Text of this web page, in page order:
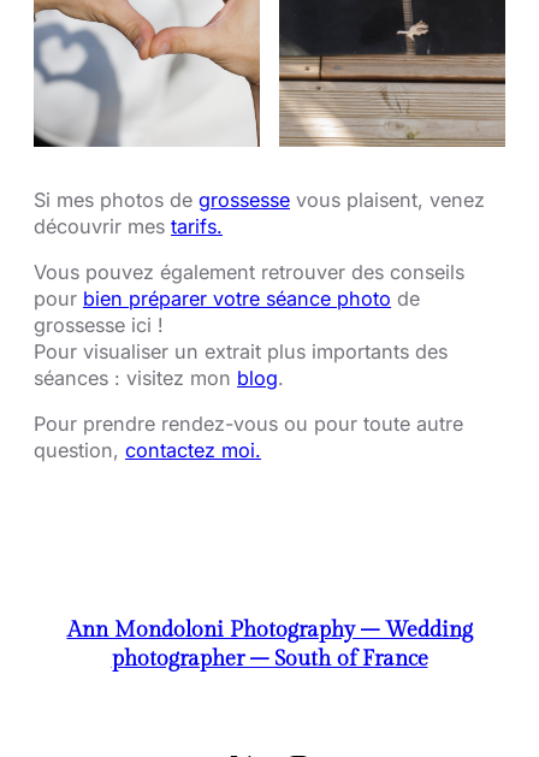
Si mes photos de grossesse vous plaisent, venez
découvrir mes tarifs.
Vous pouvez également retrouver des conseils
pour bien préparer votre séance photo de
grossesse ici !
Pour visualiser un extrait plus importants des
séances : visitez mon blog.
Pour prendre rendez-vous ou pour toute autre
question, contactez moi.
Ann Mondoloni Photography – Wedding
photographer – South of France